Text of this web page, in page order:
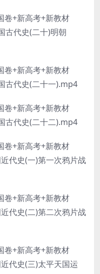
+新高考+新教材
古代史(二十)明朝
+新高考+新教材
古代史(二十一).mp4
+新高考+新教材
古代史(二十二).mp4
+新高考+新教材
代史(一)第一次鸦片战
+新高考+新教材
代史(二)第二次鸦片战
+新高考+新教材
代史(三)太平天国运